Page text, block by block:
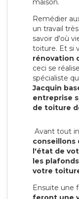
Remédier
un travail
savoir d'où
toiture. Et si
rénovation
ceci se
spécialiste
Jacquin
entreprise
de toiture
Avant tout
conseillons
l'état de
les
votre
Ensuite une